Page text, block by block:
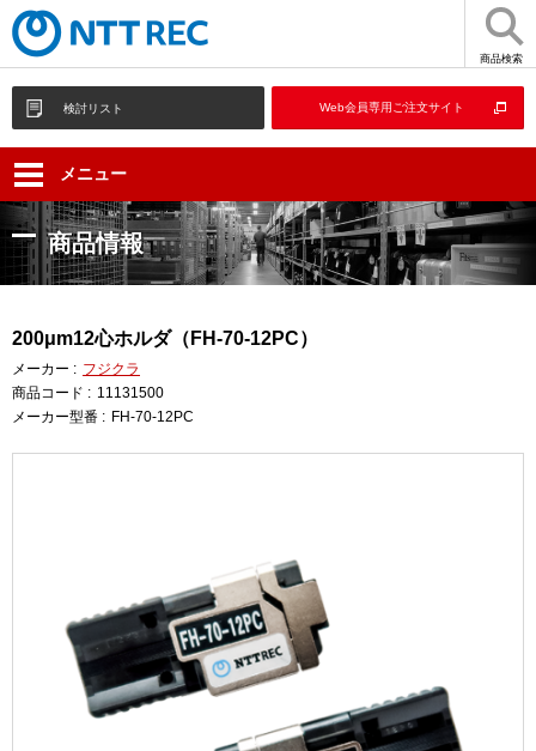
商品検索
検討リスト Web会員専用ご注文サイト
メニュー
商品情報
200μm12心ホルダ（FH-70-12PC）
メーカー : フジクラ
商品コード : 11131500
メーカー型番 : FH-70-12PC